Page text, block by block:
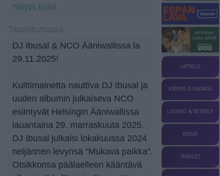
Näytä lisää
DJ Ibusal & NCO Ääniwallissa la
29.11.2025!
Kulttimainetta nauttiva DJ Ibusal ja
uuden albumin julkaiseva NCO
esiintyvät Helsingin Ääniwallissa
lauantaina 29. marraskuuta 2025.
DJ Ibusal julkaisi lokakuussa 2024
neljännen levynsä "Mukava paikka".
Otsikkonsa päälaelleen kääntävä
LAPSILLE
KIRPPIS & VINTAGE
LUONTO & RETKEILY
KEIKAT
TERASSIT